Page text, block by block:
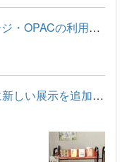
【7/17（金）】図書館ホームページ・OPACの利用停止について
【展示】「館内展示コーナー」に新しい展示を追加しました